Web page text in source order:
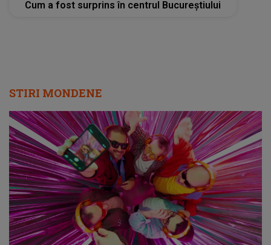
Cum a fost surprins în centrul Bucureștiului
STIRI MONDENE